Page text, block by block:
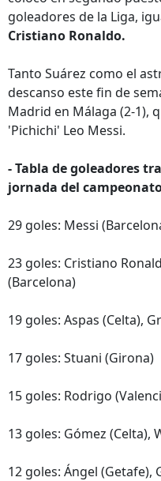
goleadores de la Liga,
Cristiano Ronaldo.
Tanto Suárez como el
descanso este fin de
Madrid en Málaga (2-1),
'Pichichi' Leo Messi.
- Tabla de goleadores
jornada del
29 goles: Messi
23 goles: Cristiano
(Barcelona)
19 goles: Aspas (Celta),
17 goles: Stuani (Girona)
15 goles: Rodrigo
13 goles: Gómez (Celta),
12 goles: Ángel (Getafe),